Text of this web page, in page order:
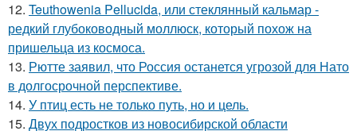
12. Teuthowenia Pellucida, или стеклянный кальмар -
редкий глубоководный моллюск, который похож на
пришельца из космоса.
13. Рютте заявил, что Россия останется угрозой для Нато
в долгосрочной перспективе.
14. У птиц есть не только путь, но и цель.
15. Двух подростков из новосибирской области